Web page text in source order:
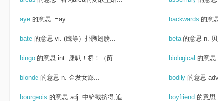
aye 的意思 =ay. backwards 的意
bate 的意思 vi. (鹰等）扑腾翅膀... beta 的意思 n.
bingo 的意思 int. 康叭！桥！（荫... biological 的意思
blonde 的意思 n. 金发女廊... bodily 的意思
bourgeois 的意思 adj. 中铲截挤得;追... boyfriend 的意思